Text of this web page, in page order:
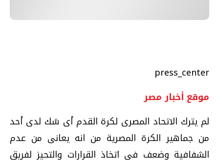
press_center
موقع أخبار مصر
لم يترك الاتحاد المصرى لكرة القدم أى شك لدى أحد
من جماهير الكرة المصرية من انه يعانى من عدم
الشفافية وضعف فى اتخاذ القرارات والتحيز لفريق